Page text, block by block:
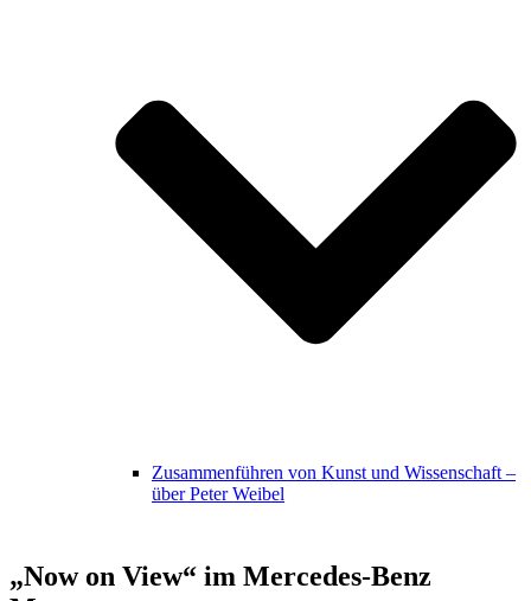
Zusammenführen von Kunst und Wissenschaft –
über Peter Weibel
„Now on View“ im Mercedes-Benz